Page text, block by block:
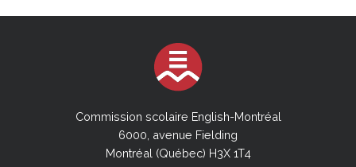
Commission scolaire English-Montréal
6000, avenue Fielding
Montréal (Québec) H3X 1T4